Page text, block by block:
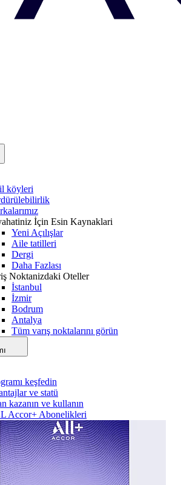
köyleri
İçin Esin Kaynaklari
Yeni Açılışlar
Aile tatilleri
Dergi
Daha Fazlası
Noktanizdaki Oteller
İstanbul
İzmir
Bodrum
Antalya
Tüm varış noktalarını görün
keşfedin
ve statü
kazanın ve kullanın
Accor+ Abonelikleri